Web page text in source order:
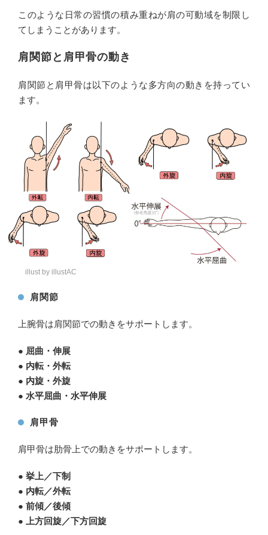
このような日常の習慣の積み重ねが肩の可動域を制限し
てしまうことがあります。
肩関節と肩甲骨の動き
肩関節と肩甲骨は以下のような多方向の動きを持ってい
ます。
illust by illustAC
肩関節
上腕骨は肩関節での動きをサポートします。
● 屈曲・伸展
● 内転・外転
● 内旋・外旋
● 水平屈曲・水平伸展
肩甲骨
肩甲骨は肋骨上での動きをサポートします。
● 挙上／下制
● 内転／外転
● 前傾／後傾
● 上方回旋／下方回旋